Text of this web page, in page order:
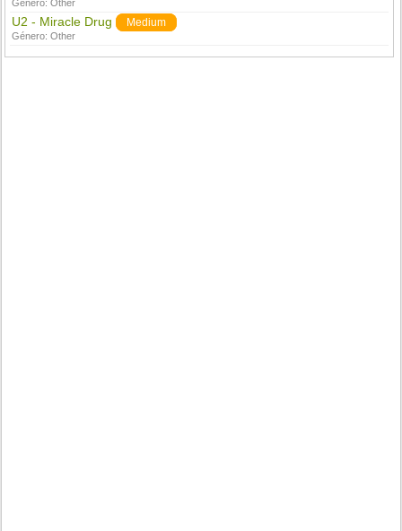
Género:Other
U2 - Miracle Drug Medium
Género:Other